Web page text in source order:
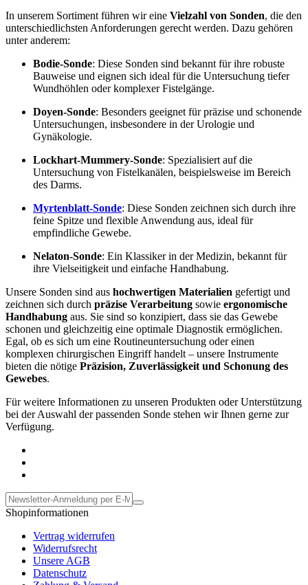
In unserem Sortiment führen wir eine Vielzahl von Sonden, die den
unterschiedlichsten Anforderungen gerecht werden. Dazu gehören
unter anderem:
Bodie-Sonde: Diese Sonden sind bekannt für ihre robuste
Bauweise und eignen sich ideal für die Untersuchung tiefer
Wundhöhlen oder komplexer Fistelgänge.
Doyen-Sonde: Besonders geeignet für präzise und schonende
Untersuchungen, insbesondere in der Urologie und
Gynäkologie.
Lockhart-Mummery-Sonde: Spezialisiert auf die
Untersuchung von Fistelkanälen, beispielsweise im Bereich
des Darms.
Myrtenblatt-Sonde: Diese Sonden zeichnen sich durch ihre
feine Spitze und flexible Anwendung aus, ideal für
empfindliche Gewebe.
Nelaton-Sonde: Ein Klassiker in der Medizin, bekannt für
ihre Vielseitigkeit und einfache Handhabung.
Unsere Sonden sind aus hochwertigen Materialien gefertigt und
zeichnen sich durch präzise Verarbeitung sowie ergonomische
Handhabung aus. Sie sind so konzipiert, dass sie das Gewebe
schonen und gleichzeitig eine optimale Diagnostik ermöglichen.
Egal, ob es sich um eine Routineuntersuchung oder einen
komplexen chirurgischen Eingriff handelt – unsere Instrumente
bieten die nötige Präzision, Zuverlässigkeit und Schonung des
Gewebes.
Für weitere Informationen zu unseren Produkten oder Unterstützung
bei der Auswahl der passenden Sonde stehen wir Ihnen gerne zur
Verfügung.
Shopinformationen
Vertrag widerrufen
Widerrufsrecht
Unsere AGB
Datenschutz